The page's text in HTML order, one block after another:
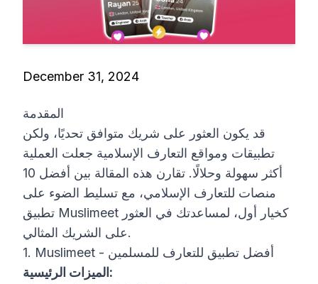
December 31, 2024
المقدمة
قد يكون العثور على شريك متوافق تحديًا، ولكن
تطبيقات ومواقع التعارف الإسلامية جعلت العملية
أكثر سهولة وحلالًا. تقارن هذه المقالة بين أفضل 10
منصات للتعارف الإسلامي، مع تسليط الضوء على
تطبيق Muslimeet كخيار أول، لمساعدتك في العثور
على الشريك المثالي.
1. Muslimeet - أفضل تطبيق للتعارف للمسلمين
الميزات الرئيسية: